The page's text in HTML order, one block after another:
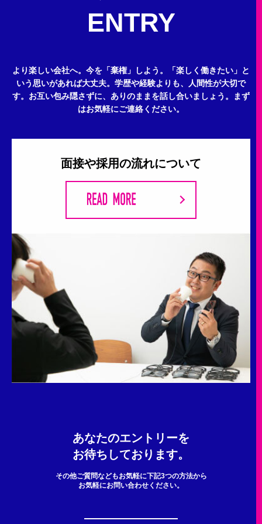
ENTRY
より楽しい会社へ。今を「棄権」しよう。
「楽しく働きたい」と
いう思いがあれば大丈夫。 学歴や経験よりも、人間性が大切で
す。 お互い包み隠さずに、ありのままを話し合いましょう。
まず
はお気軽にご連絡ください。
面接や採用の流れについて
あなたのエントリーを
お待ちしております。
その他ご質問などもお気軽に下記3つの方法から
お気軽にお問い合わせください。